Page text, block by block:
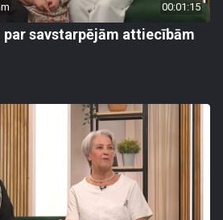
00:01:15
savstarpējām attiecībām